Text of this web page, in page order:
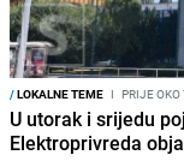
/LOKALNE TEME I PRIJE OKO
U utorak i srijedu
Elektroprivreda